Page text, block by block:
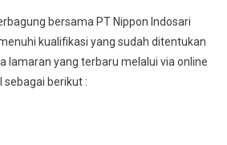
bersama PT Nippon Indosari
kualifikasi yang sudah ditentukan
lamaran yang terbaru melalui via online
sebagai berikut :